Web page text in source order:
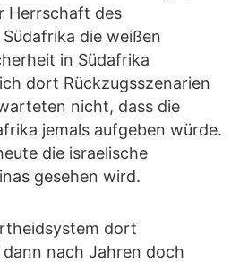
Herrschaft des
die weißen
in Südafrika
dort Rückzugsszenarien
nicht, dass die
jemals aufgeben würde.
die israelische
gesehen wird.
dort
nach Jahren doch